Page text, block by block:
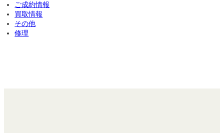
ご成約情報
買取情報
その他
修理